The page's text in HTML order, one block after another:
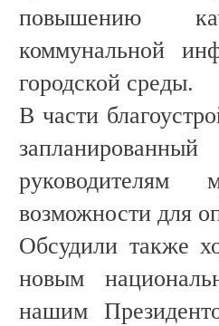
повышению
коммунальной
городской среды.
В части
руководителям
возможности для
Обсудили также
новым
нашим